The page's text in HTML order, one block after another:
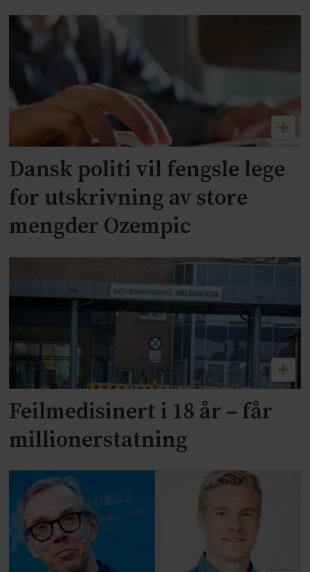
Dansk politi vil fengsle lege
for utskrivning av store
mengder Ozempic
Feilmedisinert i 18 år – får
millionerstatning